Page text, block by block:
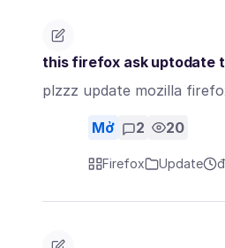
this firefox ask uptodate
plzzz update mozilla
Mở 2 20
Firefox Update